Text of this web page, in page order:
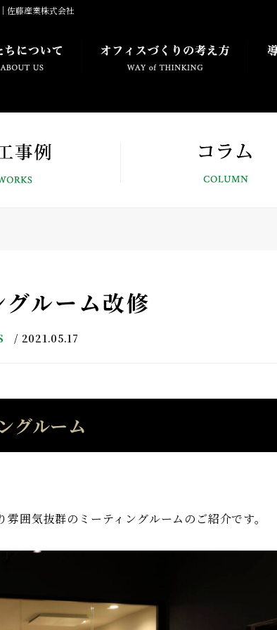
佐藤産業株式会社
グルーム改修
2021.05.17
グルーム
囲気抜群のミーティングルームのご紹介です。